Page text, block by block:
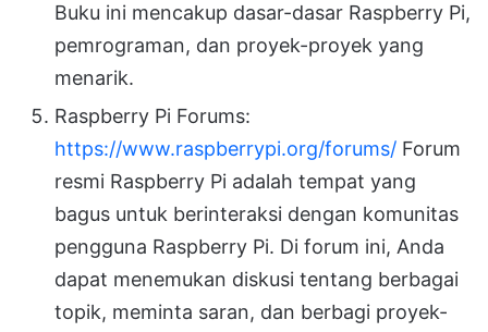
Buku ini mencakup dasar-dasar Raspberry Pi,
pemrograman, dan proyek-proyek yang
menarik.
Raspberry Pi Forums:
https://www.raspberrypi.org/forums/ Forum
resmi Raspberry Pi adalah tempat yang
bagus untuk berinteraksi dengan komunitas
pengguna Raspberry Pi. Di forum ini, Anda
dapat menemukan diskusi tentang berbagai
topik, meminta saran, dan berbagi proyek-